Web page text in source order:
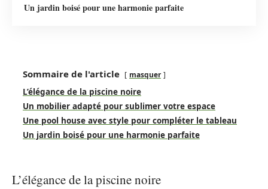
Un jardin boisé pour une harmonie parfaite
Sommaire de l'article masquer
L’élégance de la piscine noire
Un mobilier adapté pour sublimer votre espace
Une pool house avec style pour compléter le tableau
Un jardin boisé pour une harmonie parfaite
L’élégance de la piscine noire